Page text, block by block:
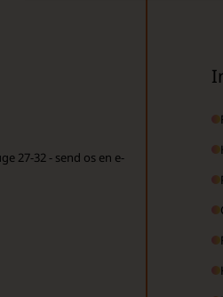
27-32 - send os en e-